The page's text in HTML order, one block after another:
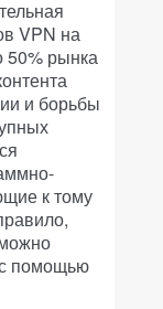
VPN на
50% рынка
и борьбы
к тому
с помощью